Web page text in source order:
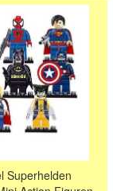
Superhelden